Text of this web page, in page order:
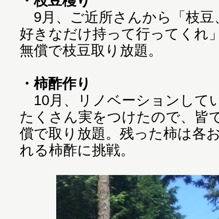
9月、ご近所さんから「枝豆
好きなだけ持って行ってくれ
無償で枝豆取り放題。
・柿酢作り
10月、リノベーションして
たくさん実をつけたので、皆
償で取り放題。残った柿は各
れる柿酢に挑戦。